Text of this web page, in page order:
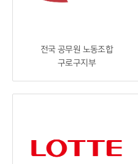
전국 공무원 노동조합
구로구지부